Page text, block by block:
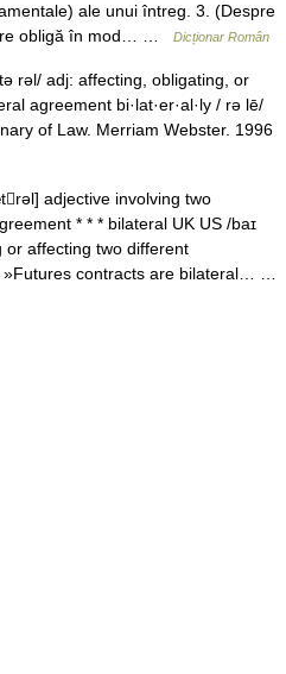
ale unui întreg. 3. (Despre
obligă în mod… …
Dicționar Român
rəl/ adj: affecting, obligating, or
agreement bi·lat·er·al·ly / rə lē/
of Law. Merriam Webster. 1996
adjective involving two
* * * bilateral UK US /baɪ
affecting two different
»Futures contracts are bilateral… …